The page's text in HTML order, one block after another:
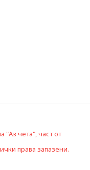
"Аз чета", част от
права запазени.